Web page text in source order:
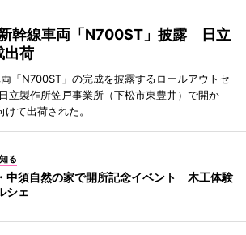
幹線車両「N700ST」披露 日立
出荷
「N700ST」の完成を披露するロールアウトセ
立製作所笠戸事業所（下松市東豊井）で開か
て出荷された。
る
中須自然の家で開所記念イベント 木工体験
シェ